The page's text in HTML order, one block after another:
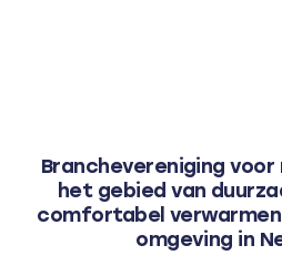
Branchevereniging
het gebied van
comfortabel
omgeving in